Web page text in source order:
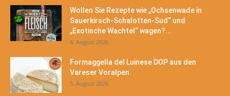
Wollen Sie Rezepte wie „Ochsenwade in
Sauerkirsch-Schalotten-Sud“ und
„Exotische Wachtel“ wagen?...
6. August 2026
Formaggella del Luinese DOP aus den
Vareser Voralpen
5. August 2026